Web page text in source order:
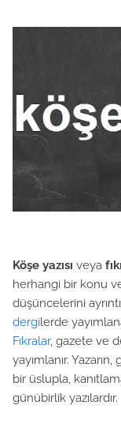
Köşe yazısı veya
herhangi bir konu
düşüncelerini
dergilerde
Fıkralar, gazete ve
yayımlanır.
bir üslupla,
günübirlik yazılardır.